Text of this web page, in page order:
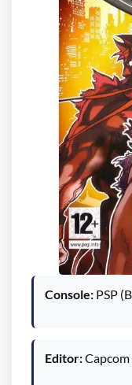
Console: PSP
Editor:Capcom